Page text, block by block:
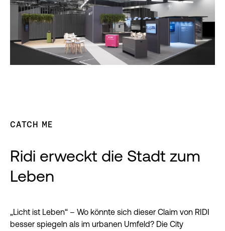
CATCH ME
Ridi erweckt die Stadt zum
Leben
„Licht ist Leben“ – Wo könnte sich dieser Claim von RIDI
besser spiegeln als im urbanen Umfeld? Die City